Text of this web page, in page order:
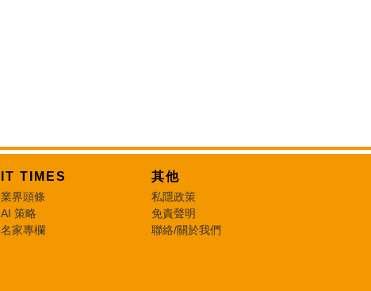
IT TIMES
業界頭條
AI 策略
名家專欄
其他
私隱政策
免責聲明
聯絡/關於我們